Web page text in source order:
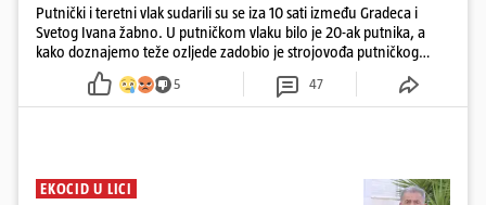
Putnički i teretni vlak sudarili su se iza 10 sati između Gradeca i
Svetog Ivana žabno. U putničkom vlaku bilo je 20-ak putnika, a
kako doznajemo teže ozljede zadobio je strojovođa putničkog
vlaka. Zatvoren je promet, a fotoreporteri Prigorskog objavili su
prve snimke s mjesta sudara
5 47
EKOCID U LICI